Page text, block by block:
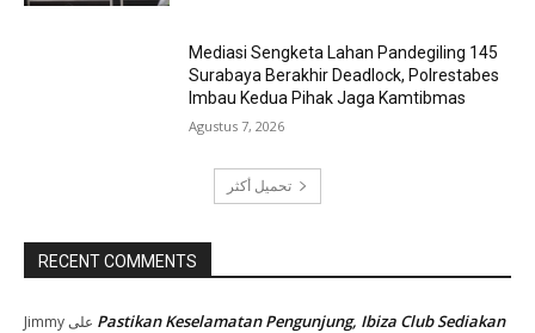
Mediasi Sengketa Lahan Pandegiling 145
Surabaya Berakhir Deadlock, Polrestabes
Imbau Kedua Pihak Jaga Kamtibmas
Agustus 7, 2026
تحميل أكثر
RECENT COMMENTS
Jimmy
Pastikan Keselamatan Pengunjung, Ibiza Club Sediakan